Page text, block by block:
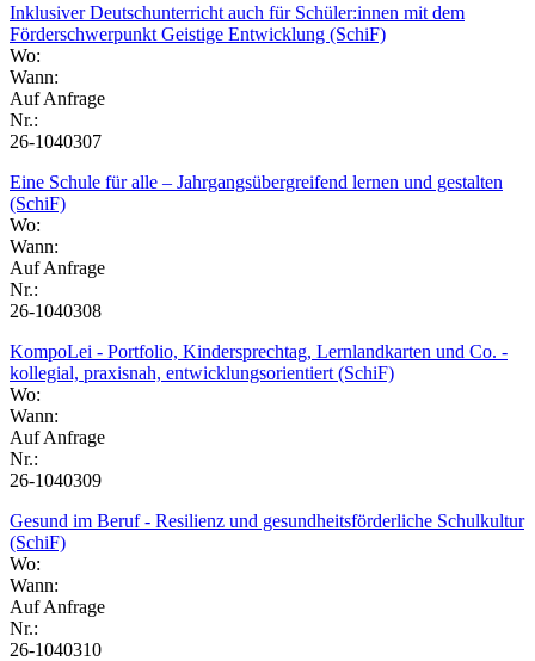
Inklusiver Deutschunterricht auch für Schüler:innen mit dem
Förderschwerpunkt Geistige Entwicklung (SchiF)
Wo:
Wann:
Auf Anfrage
Nr.:
26-1040307
Eine Schule für alle – Jahrgangsübergreifend lernen und gestalten
(SchiF)
Wo:
Wann:
Auf Anfrage
Nr.:
26-1040308
KompoLei - Portfolio, Kindersprechtag, Lernlandkarten und Co. -
kollegial, praxisnah, entwicklungsorientiert (SchiF)
Wo:
Wann:
Auf Anfrage
Nr.:
26-1040309
Gesund im Beruf - Resilienz und gesundheitsförderliche Schulkultur
(SchiF)
Wo:
Wann:
Auf Anfrage
Nr.:
26-1040310